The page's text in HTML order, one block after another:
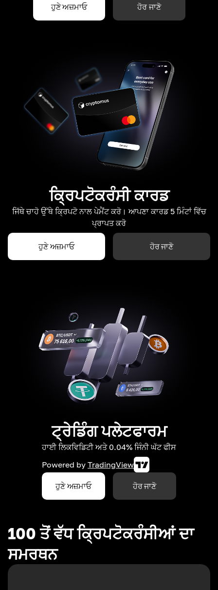
ਹੁਣੇ ਅਜ਼ਮਾਓ ਹੋਰ ਜਾਣੋ
ਕ੍ਰਿਪਟੋਕਰੰਸੀ ਕਾਰਡ
ਜਿੱਥੇ ਚਾਹੋ ਉੱਥੇ ਕ੍ਰਿਪਟੋ ਨਾਲ ਪੇਮੈਂਟ ਕਰੋ। ਆਪਣਾ ਕਾਰਡ 5 ਮਿੰਟਾਂ ਵਿੱਚ
ਪ੍ਰਾਪਤ ਕਰੋ
ਹੁਣੇ ਅਜ਼ਮਾਓ ਹੋਰ ਜਾਣੋ
ਟ੍ਰੇਡਿੰਗ ਪਲੇਟਫਾਰਮ
ਹਾਈ ਲਿਕਵਿਡਿਟੀ ਅਤੇ 0.04% ਜਿੰਨੀ ਘੱਟ ਫੀਸ
Powered by TradingView
ਹੁਣੇ ਅਜ਼ਮਾਓ ਹੋਰ ਜਾਣੋ
100 ਤੋਂ ਵੱਧ ਕ੍ਰਿਪਟੋਕਰੰਸੀਆਂ ਦਾ
ਸਮਰਥਨ